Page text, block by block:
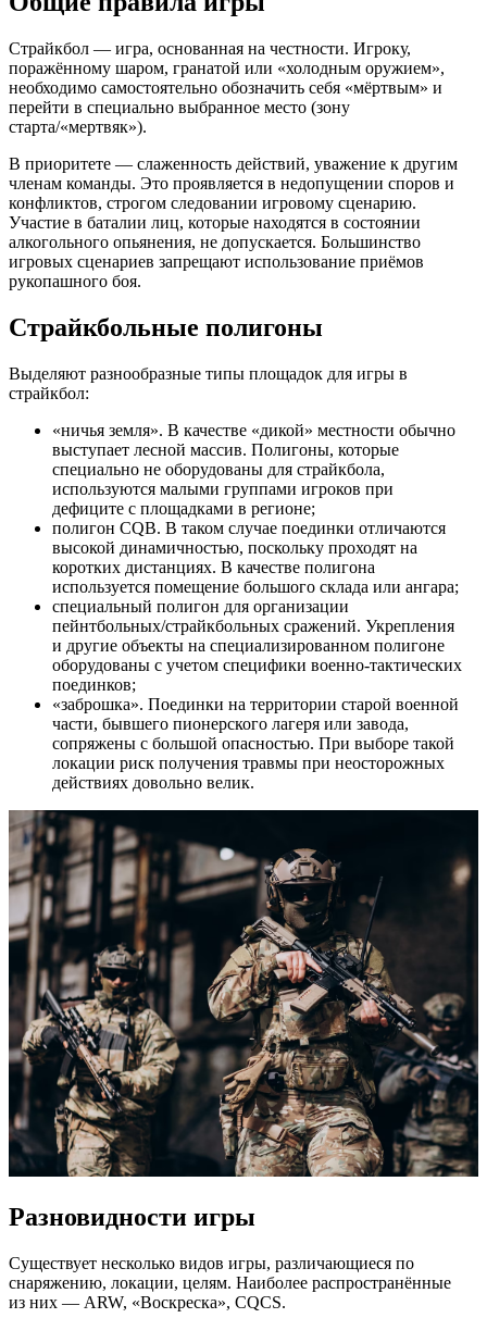
Страйкбол — игра, основанная на честности. Игроку,
поражённому шаром, гранатой или «холодным оружием»,
необходимо самостоятельно обозначить себя «мёртвым» и
перейти в специально выбранное место (зону
старта/«мертвяк»).
В приоритете — слаженность действий, уважение к другим
членам команды. Это проявляется в недопущении споров и
конфликтов, строгом следовании игровому сценарию.
Участие в баталии лиц, которые находятся в состоянии
алкогольного опьянения, не допускается. Большинство
игровых сценариев запрещают использование приёмов
рукопашного боя.
Страйкбольные полигоны
Выделяют разнообразные типы площадок для игры в
страйкбол:
«ничья земля». В качестве «дикой» местности обычно
выступает лесной массив. Полигоны, которые
специально не оборудованы для страйкбола,
используются малыми группами игроков при
дефиците с площадками в регионе;
полигон CQB. В таком случае поединки отличаются
высокой динамичностью, поскольку проходят на
коротких дистанциях. В качестве полигона
используется помещение большого склада или ангара;
специальный полигон для организации
пейнтбольных/страйкбольных сражений. Укрепления
и другие объекты на специализированном полигоне
оборудованы с учетом специфики военно-тактических
поединков;
«заброшка». Поединки на территории старой военной
части, бывшего пионерского лагеря или завода,
сопряжены с большой опасностью. При выборе такой
локации риск получения травмы при неосторожных
действиях довольно велик.
Разновидности игры
Существует несколько видов игры, различающиеся по
снаряжению, локации, целям. Наиболее распространённые
из них — ARW, «Воскреска», CQCS.